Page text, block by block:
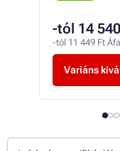
-tól 14
-tól 11 449 Ft
Variáns